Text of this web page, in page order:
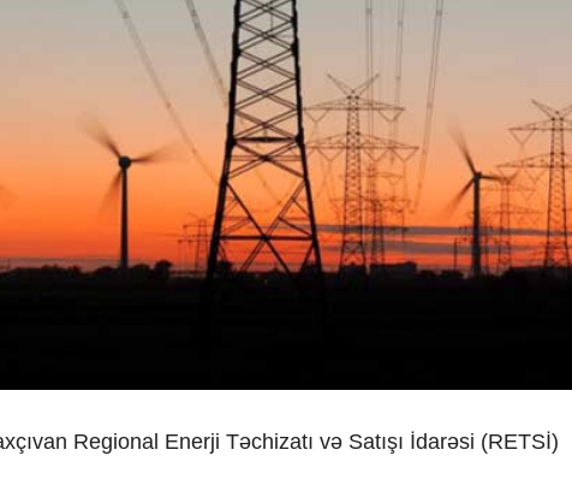
Regional Enerji Təchizatı və Satışı İdarəsi (RETSİ)